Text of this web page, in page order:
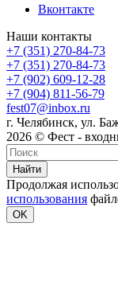
Вконтакте
Наши контакты
+7 (351) 270-84-73
+7 (351) 270-84-73
+7 (902) 609-12-28
+7 (904) 811-56-79
fest07@inbox.ru
г. Челябинск, ул.
2026 © Фест -
Найти
Продолжая
использования
OK